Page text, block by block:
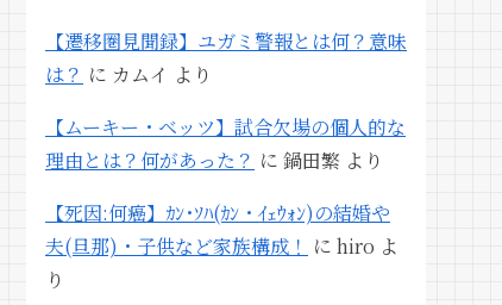
【遷移圏見聞録】ユガミ警報とは何？意味
は？ に カムイ より
【ムーキー・ベッツ】試合欠場の個人的な
理由とは？何があった？ に 鍋田繁 より
【死因:何癌】ｶﾝ･ｿﾊ(ｶﾝ・ｲｪｳｫﾝ)の結婚や
夫(旦那)・子供など家族構成！ に hiro よ
り